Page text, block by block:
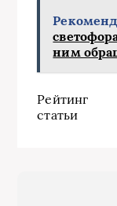
ним
Рейтинг
статьи